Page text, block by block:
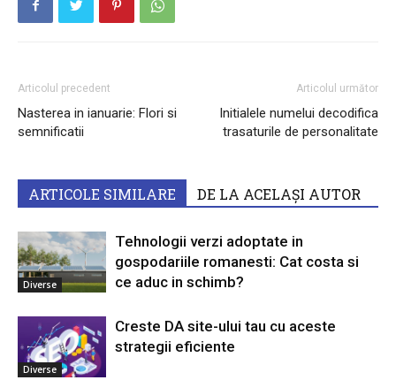
Articolul precedent
Nasterea in ianuarie: Flori si
semnificatii
Articolul următor
Initialele numelui decodifica
trasaturile de personalitate
ARTICOLE SIMILARE DE LA ACELAȘI AUTOR
Diverse
Tehnologii verzi adoptate in
gospodariile romanesti: Cat costa si
ce aduc in schimb?
Diverse
Creste DA site-ului tau cu aceste
strategii eficiente